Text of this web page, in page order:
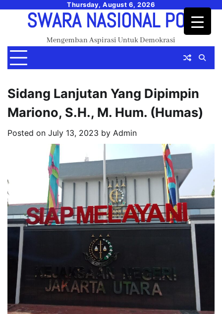
Thursday, August 6, 2026
SWARA NASIONAL POS
Mengemban Aspirasi Untuk Demokrasi
Sidang Lanjutan Yang Dipimpin
Mariono, S.H., M. Hum. (Humas)
Posted on July 13, 2023 by Admin